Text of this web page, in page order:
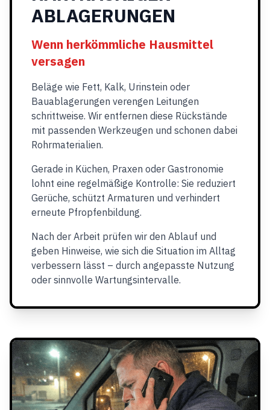
ABLAGERUNGEN
Wenn herkömmliche Hausmittel
versagen
Beläge wie Fett, Kalk, Urinstein oder
Bauablagerungen verengen Leitungen
schrittweise. Wir entfernen diese Rückstände
mit passenden Werkzeugen und schonen dabei
Rohrmaterialien.
Gerade in Küchen, Praxen oder Gastronomie
lohnt eine regelmäßige Kontrolle: Sie reduziert
Gerüche, schützt Armaturen und verhindert
erneute Pfropfenbildung.
Nach der Arbeit prüfen wir den Ablauf und
geben Hinweise, wie sich die Situation im Alltag
verbessern lässt – durch angepasste Nutzung
oder sinnvolle Wartungsintervalle.